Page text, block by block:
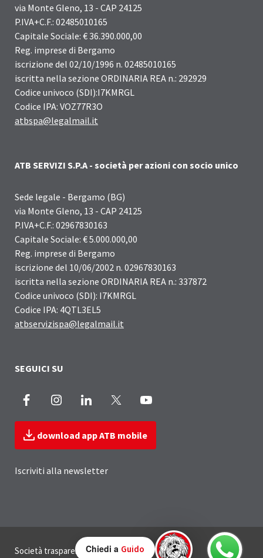
via Monte Gleno, 13 - CAP 24125
P.IVA+C.F.: 02485010165
Capitale Sociale: € 36.390.000,00
Reg. imprese di Bergamo
iscrizione del 02/10/1996 n. 02485010165
iscritta nella sezione ORDINARIA REA n.: 292929
Codice univoco (SDI):I7KMRGL
Codice IPA: VOZ77R3O
atbspa@legalmail.it
ATB SERVIZI S.P.A - società per azioni con socio unico
Sede legale - Bergamo (BG)
via Monte Gleno, 13 - CAP 24125
P.IVA+C.F.: 02967830163
Capitale Sociale: € 5.000.000,00
Reg. imprese di Bergamo
iscrizione del 10/06/2002 n. 02967830163
iscritta nella sezione ORDINARIA REA n.: 337872
Codice univoco (SDI): I7KMRGL
Codice IPA: 4QTL3EL5
atbservizispa@legalmail.it
SEGUICI SU
Facebook InstagramLinkedIn
download app ATB mobile
Iscriviti alla newsletter
Società trasparente Privacy
Chiedi a Guido